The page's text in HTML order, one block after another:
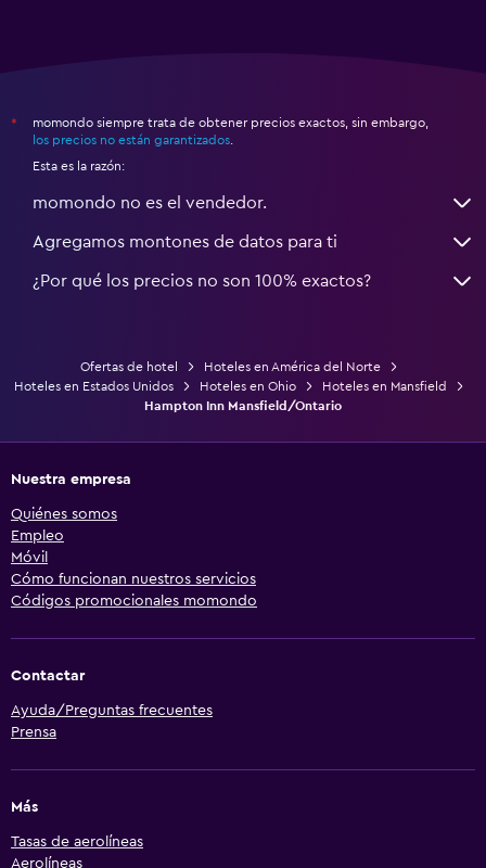
*
momondo siempre trata de obtener precios exactos, sin embargo,
los precios no están garantizados
Esta es la razón:
momondo no es el vendedor.
Agregamos montones de datos para ti
¿Por qué los precios no son 100% exactos?
Ofertas de hotel
Hoteles en América del Norte
Hoteles en Estados Unidos
Hoteles en Ohio
Hoteles en Mansfield
Hampton Inn Mansfield/Ontario
Nuestra empresa
Quiénes somos
Empleo
Móvil
Cómo funcionan nuestros servicios
Códigos promocionales momondo
Contactar
Ayuda/Preguntas frecuentes
Prensa
Más
Tasas de aerolíneas
Aerolíneas